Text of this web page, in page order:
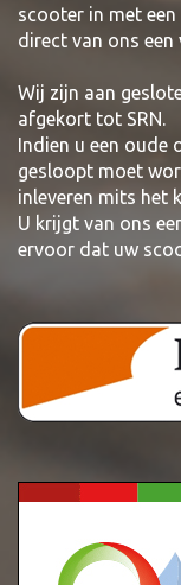
scooter in met
direct van ons een
Wij zijn aan
afgekort tot SRN.
Indien u een oude
gesloopt moet
inleveren mits het
U krijgt van ons
ervoor dat uw